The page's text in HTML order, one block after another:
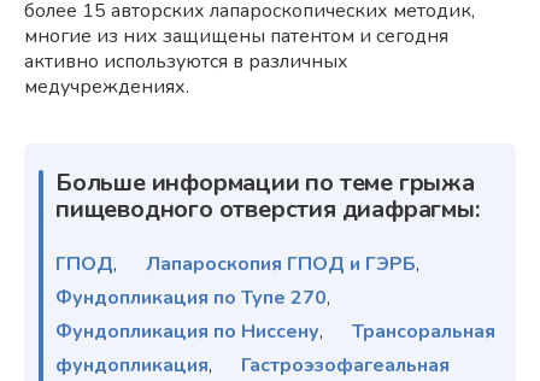
более 15 авторских лапароскопических методик,
многие из них защищены патентом и сегодня
активно используются в различных
медучреждениях.
Больше информации по теме грыжа
пищеводного отверстия диафрагмы:
ГПОД, Лапароскопия ГПОД и ГЭРБ,
Фундопликация по Тупе 270,
Фундопликация по Ниссену,
Трансоральная
фундопликация,
Гастроэзофагеальная